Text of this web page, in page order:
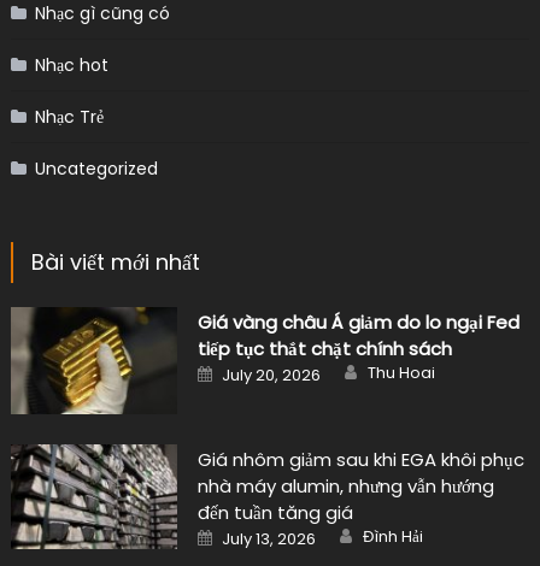
Nhạc gì cũng có
Nhạc hot
Nhạc Trẻ
Uncategorized
Bài viết mới nhất
Giá vàng châu Á giảm do lo ngại Fed
tiếp tục thắt chặt chính sách
Posted
on
July 20, 2026 Author
Thu Hoai
Giá nhôm giảm sau khi EGA khôi phục
nhà máy alumin, nhưng vẫn hướng
đến tuần tăng giá
Posted
on
July 13, 2026 Author
Đình Hải